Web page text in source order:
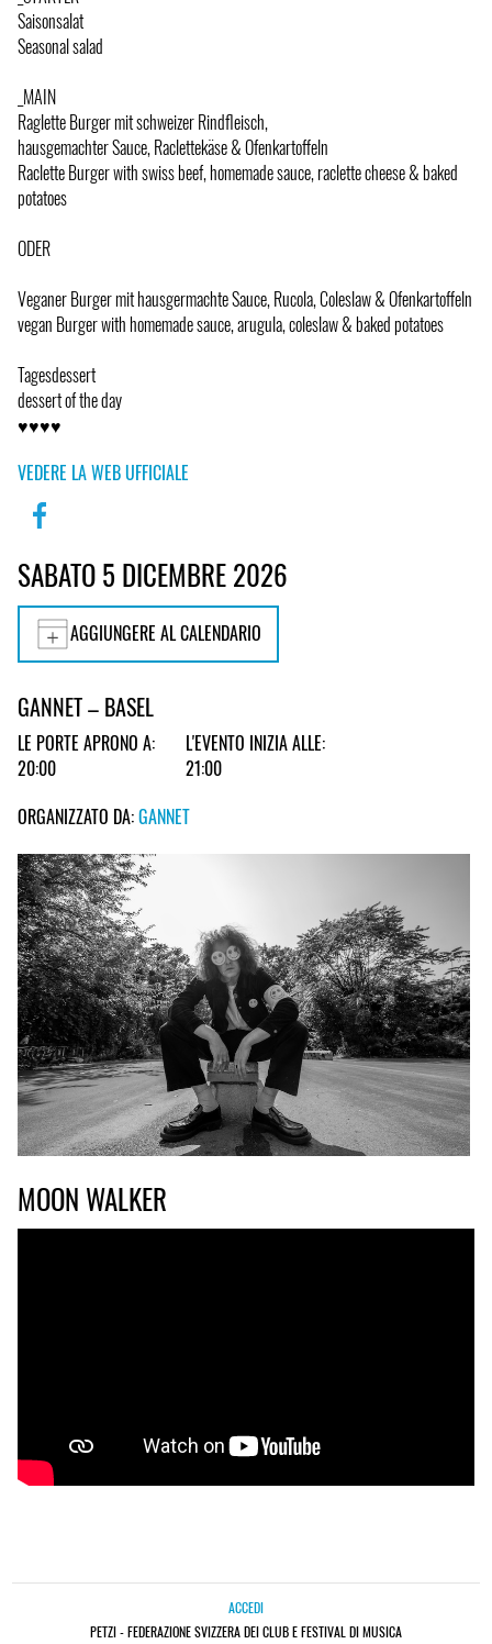
Saisonsalat
Seasonal salad
_MAIN
Raglette Burger mit schweizer Rindfleisch,
hausgemachter Sauce, Raclettekäse & Ofenkartoffeln
Raclette Burger with swiss beef, homemade sauce, raclette cheese & baked
potatoes
ODER
Veganer Burger mit hausgermachte Sauce, Rucola, Coleslaw & Ofenkartoffeln
vegan Burger with homemade sauce, arugula, coleslaw & baked potatoes
Tagesdessert
dessert of the day
♥♥♥♥
VEDERE LA WEB UFFICIALE
SABATO 5 DICEMBRE 2026
AGGIUNGERE AL CALENDARIO
GANNET – BASEL
LE PORTE APRONO A:
20:00
L'EVENTO INIZIA ALLE:
21:00
ORGANIZZATO DA:GANNET
MOON WALKER
ACCEDI
PETZI - FEDERAZIONE SVIZZERA DEI CLUB E FESTIVAL DI MUSICA